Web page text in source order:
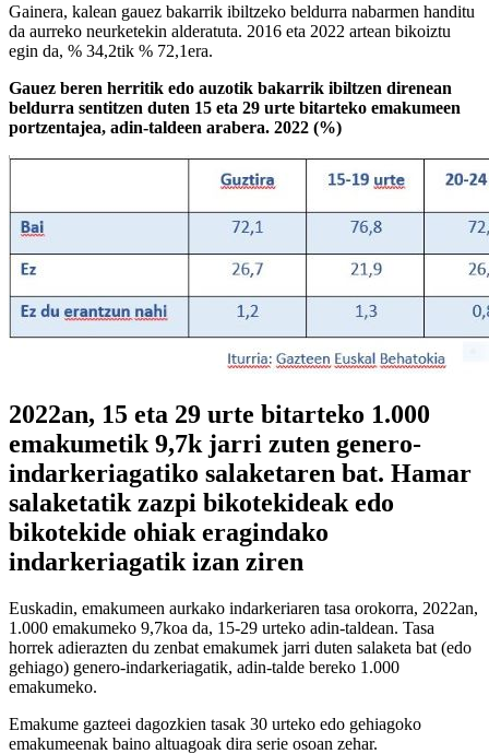
Gainera, kalean gauez bakarrik ibiltzeko beldurra nabarmen handitu
da aurreko neurketekin alderatuta. 2016 eta 2022 artean bikoiztu
egin da, % 34,2tik % 72,1era.
Gauez beren herritik edo auzotik bakarrik ibiltzen direnean
beldurra sentitzen duten 15 eta 29 urte bitarteko emakumeen
portzentajea, adin-taldeen arabera. 2022 (%)
2022an, 15 eta 29 urte bitarteko 1.000
emakumetik 9,7k jarri zuten genero-
indarkeriagatiko salaketaren bat. Hamar
salaketatik zazpi bikotekideak edo
bikotekide ohiak eragindako
indarkeriagatik izan ziren
Euskadin, emakumeen aurkako indarkeriaren tasa orokorra, 2022an,
1.000 emakumeko 9,7koa da, 15-29 urteko adin-taldean. Tasa
horrek adierazten du zenbat emakumek jarri duten salaketa bat (edo
gehiago) genero-indarkeriagatik, adin-talde bereko 1.000
emakumeko.
Emakume gazteei dagozkien tasak 30 urteko edo gehiagoko
emakumeenak baino altuagoak dira serie osoan zehar.